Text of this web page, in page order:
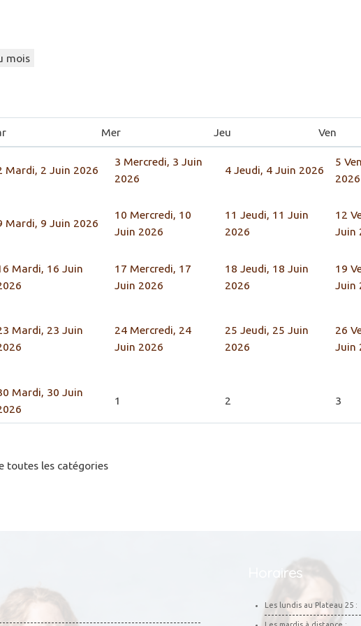
mois
Mer Jeu Ven
Mardi, 2 Juin 2026
3 Mercredi, 3 Juin
2026
4 Jeudi, 4 Juin 2026
5
2026
Mardi, 9 Juin 2026
10 Mercredi, 10
Juin 2026
11 Jeudi, 11 Juin
2026
12
Juin
Mardi, 16 Juin
17 Mercredi, 17
Juin 2026
18 Jeudi, 18 Juin
2026
19
Juin
Mardi, 23 Juin
24 Mercredi, 24
Juin 2026
25 Jeudi, 25 Juin
2026
26
Juin
Mardi, 30 Juin
1 2 3
toutes les catégories
Horaires
Les lundis au Plateau 25 :